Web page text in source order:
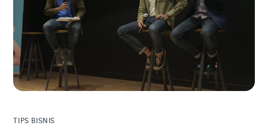
Blog
Solusi Bisnis
Tambahan
Hubungi Kami
Blog
Solusi Bisnis
Tambahan
TIPS BISNIS